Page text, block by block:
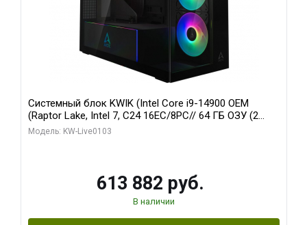
Системный блок KWIK (Intel Core i9-14900 OEM
(Raptor Lake, Intel 7, C24 16EC/8PC// 64 ГБ ОЗУ (2
модуля)/ Afox RTX4090 24GB GDDR6X 384-Bit 3xDP
Модель: KW-Live0103
613 882 руб.
В наличии